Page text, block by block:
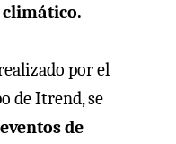
por el
de Itrend, se
de